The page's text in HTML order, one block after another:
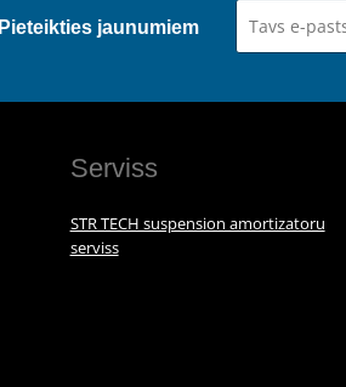
Pieteikties jaunumiem
Serviss
STR TECH suspension amortizatoru
serviss